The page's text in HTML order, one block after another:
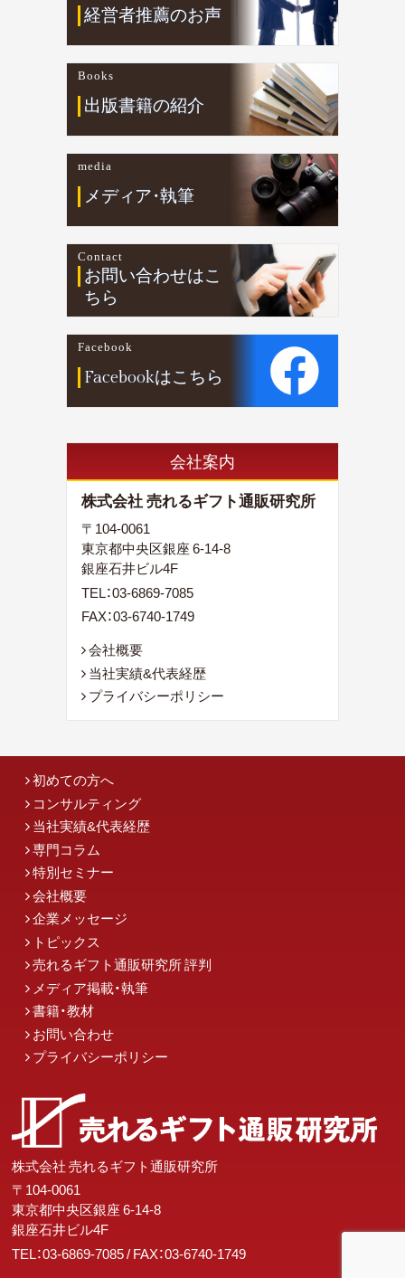
経営者推薦のお声
Books
出版書籍の紹介
media
メディア・執筆
Contact
お問い合わせはこ
ちら
Facebook
Facebookはこちら
会社案内
株式会社 売れるギフト通販研究所
〒104-0061
東京都中央区銀座 6-14-8
銀座石井ビル4F
TEL：03-6869-7085
FAX：03-6740-1749
会社概要
当社実績&代表経歴
プライバシーポリシー
初めての方へ
コンサルティング
当社実績&代表経歴
専門コラム
特別セミナー
会社概要
企業メッセージ
トピックス
売れるギフト通販研究所 評判
メディア掲載・執筆
書籍・教材
お問い合わせ
プライバシーポリシー
株式会社 売れるギフト通販研究所
〒104-0061
東京都中央区銀座 6-14-8
銀座石井ビル4F
TEL：03-6869-7085/ FAX：03-6740-1749